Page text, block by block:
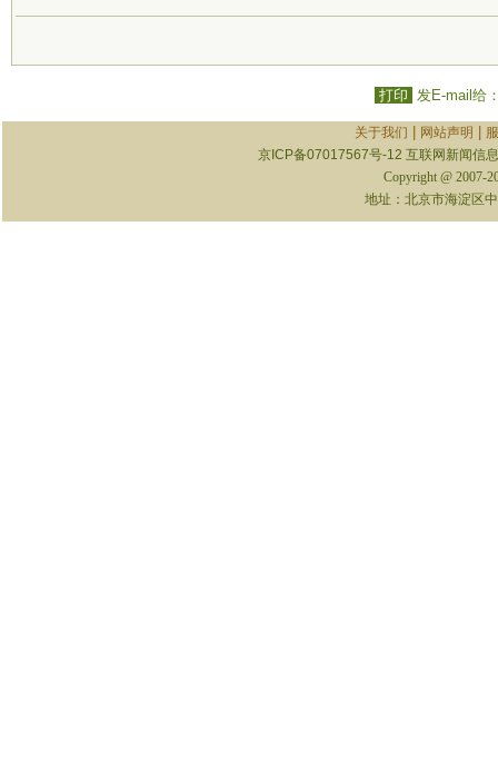
打印 发E-mail给
关于我们 网站声明
京ICP备07017567号-12 互联网新闻信
Copyright @ 2007-
地址：北京市海淀区